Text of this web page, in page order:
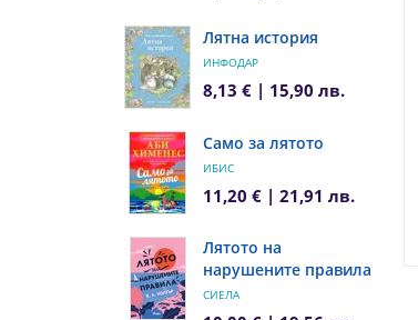
Лятна история
ИНФОДАР
8,13 € | 15,90 лв.
Само за лятото
ИБИС
11,20 € | 21,91 лв.
Лятото на
нарушените правила
СИЕЛА